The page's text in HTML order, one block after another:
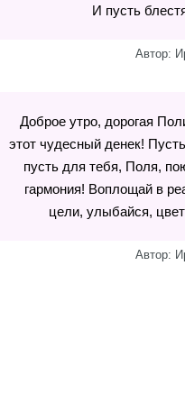
И пусть
Автор:
Доброе утро, дорогая
этот чудесный денек!
пусть для тебя, Поля,
гармония! Воплощай в
цели, улыбайся,
Автор: